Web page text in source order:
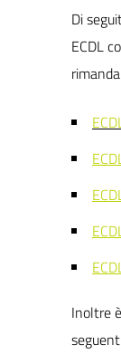
Di
ECDL
Inoltre